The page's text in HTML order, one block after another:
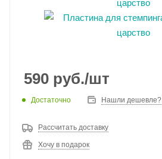
590 руб./шт
Достаточно Нашли дешевле?
Рассчитать доставку
Хочу в подарок